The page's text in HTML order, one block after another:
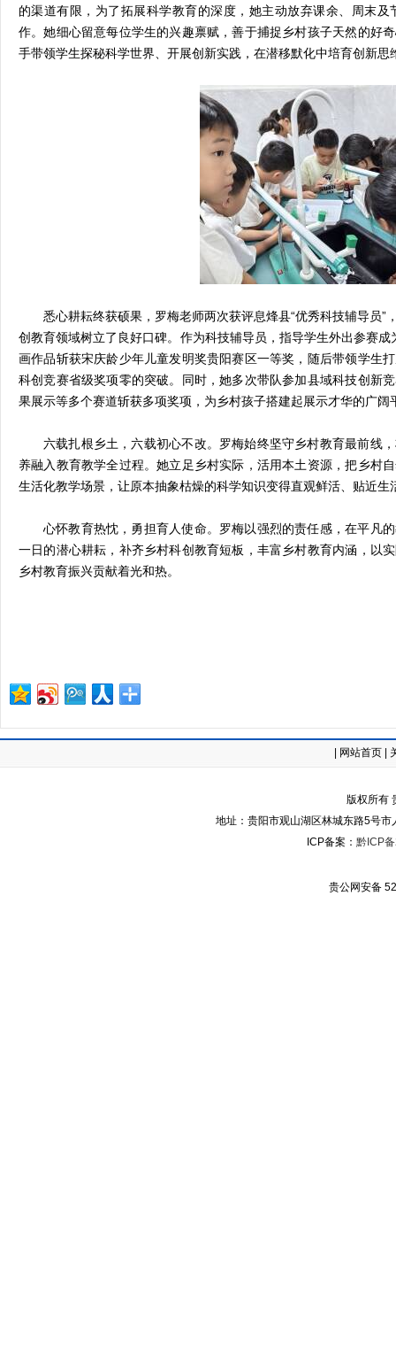
的渠道有限，为了拓展科学教育的深度，她主动放弃课余、周末
作。她细心留意每位学生的兴趣禀赋，善于捕捉乡村孩子天然的好
手带领学生探秘科学世界、开展创新实践，在潜移默化中培育创新思
悉心耕耘终获硕果，罗梅老师两次获评息烽县“优秀科技辅导员
创教育领域树立了良好口碑。作为科技辅导员，指导学生外出参赛
画作品斩获宋庆龄少年儿童发明奖贵阳赛区一等奖，随后带领学生
科创竞赛省级奖项零的突破。同时，她多次带队参加县域科技创新
果展示等多个赛道斩获多项奖项，为乡村孩子搭建起展示才华的广阔
六载扎根乡土，六载初心不改。罗梅始终坚守乡村教育最前线
养融入教育教学全过程。她立足乡村实际，活用本土资源，把乡村
生活化教学场景，让原本抽象枯燥的科学知识变得直观鲜活、贴近
心怀教育热忱，勇担育人使命。罗梅以强烈的责任感，在平凡
一日的潜心耕耘，补齐乡村科创教育短板，丰富乡村教育内涵，以
乡村教育振兴贡献着光和热。